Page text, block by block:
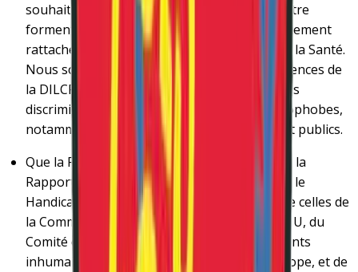
souhaitons que la santé mentale et le bien-être
forment une compétence qui vous soit directement
rattachée, au détriment du seul Ministère de la Santé.
Nous souhaitons également que les compétences de
la DILCRAH soient étendues pour y inclure les
discriminations sanistes/psychophobes/follophobes,
notamment au sein des systèmes de santé et publics.
Que la France applique les préconisations de la
Rapporteure spéciale des Nations-Unies sur le
Handicap en matière de psychiatrie, ainsi que celles de
la Commission des droits de l’homme de l’ONU, du
Comité de prévention des peines et traitements
inhumains et dégradants du Conseil de l’Europe, et de